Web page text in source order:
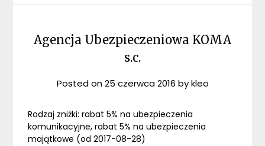
Agencja Ubezpieczeniowa KOMA
s.c.
Posted on25 czerwca 2016 bykleo
Rodzaj zniżki: rabat 5% na ubezpieczenia
komunikacyjne, rabat 5% na ubezpieczenia
majątkowe (od 2017-08-28)